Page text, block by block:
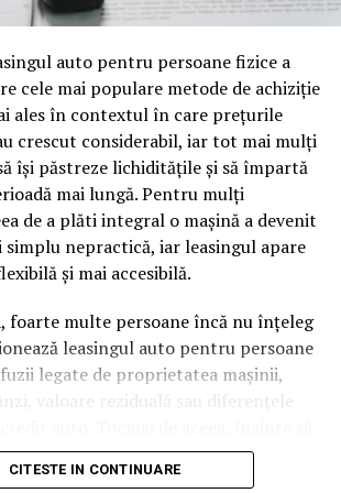
Dacă transcrierea ajunge pe o
scrise exact în limbajul în care se
comportament. O pagină pe care
cincisprezece minute ca să
ul trimite un semnal greu de ignorat.
direct satisfacția, însă timpul
revenirile spun ceva despre cât de
uită ușor. Un webinar reușit atrage
la sine. Cineva îl menționează într-un
îl citează într-un articol, un
în comunitatea lui. Fiecare astfel de
e moneda forte în SEO.
auto pentru persoane fizice a
cele mai populare metode de achiziție
ales în contextul în care prețurile
crescut considerabil, iar tot mai mulți
își păstreze lichiditățile și să împartă
mai lungă. Pentru mulți
de a plăti integral o mașină a devenit
simplu nepractică, iar leasingul apare
și mai accesibilă.
foarte multe persoane încă nu înțeleg
leasingul auto pentru persoane
legate de proprietatea mașinii,
valoare reziduală sau diferențele
este important să înțelegi clar
tip de finanțare și să știi la ce să fii
CITESTE IN CONTINUARE